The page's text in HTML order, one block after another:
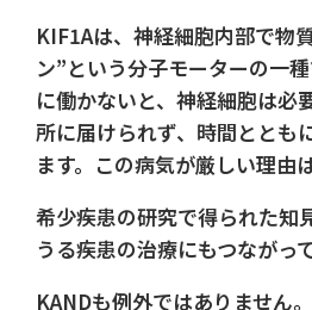
KIF1Aは、神経細胞内部で物
ン”という分子モーターの一
に働かないと、神経細胞は必
所に届けられず、時間ととも
ます。この病気が厳しい理由
希少疾患の研究で得られた知
うる疾患の治療にもつながっ
KANDも例外ではありません